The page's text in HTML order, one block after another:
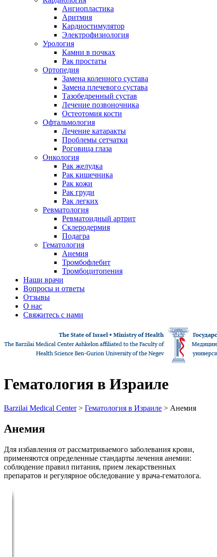
Ангиопластика
Аритмия
Кардиостимулятор
Электрофизиология
Урология
Камни в почках
Рак простаты
Ортопедия
Замена коленного сустава
Замена плечевого сустава
Тазобедренный сустав
Лечение позвоночника
Остеотомия кости
Офтальмология
Лечение катаракты
Проблемы сетчатки
Роговица глаза
Онкология
Рак желудка
Рак кишечника
Рак кожи
Рак груди
Рак легких
Ревматология
Ревматоидный артрит
Склеродермия
Подагра
Гематология
Анемия
Тромбофлебит
Тромбоцитопения
Наши врачи
Вопросы и ответы
Отзывы
О нас
Свяжитесь с нами
Гематология в Израиле
Barzilai Medical Center> Гематология в Израиле > Анемия
Анемия
Для избавления от рассматриваемого заболевания крови,
применяются определенные стандарты лечения анемии:
соблюдение правил питания, прием лекарственных
препаратов и регулярное обследование у врача-гематолога.